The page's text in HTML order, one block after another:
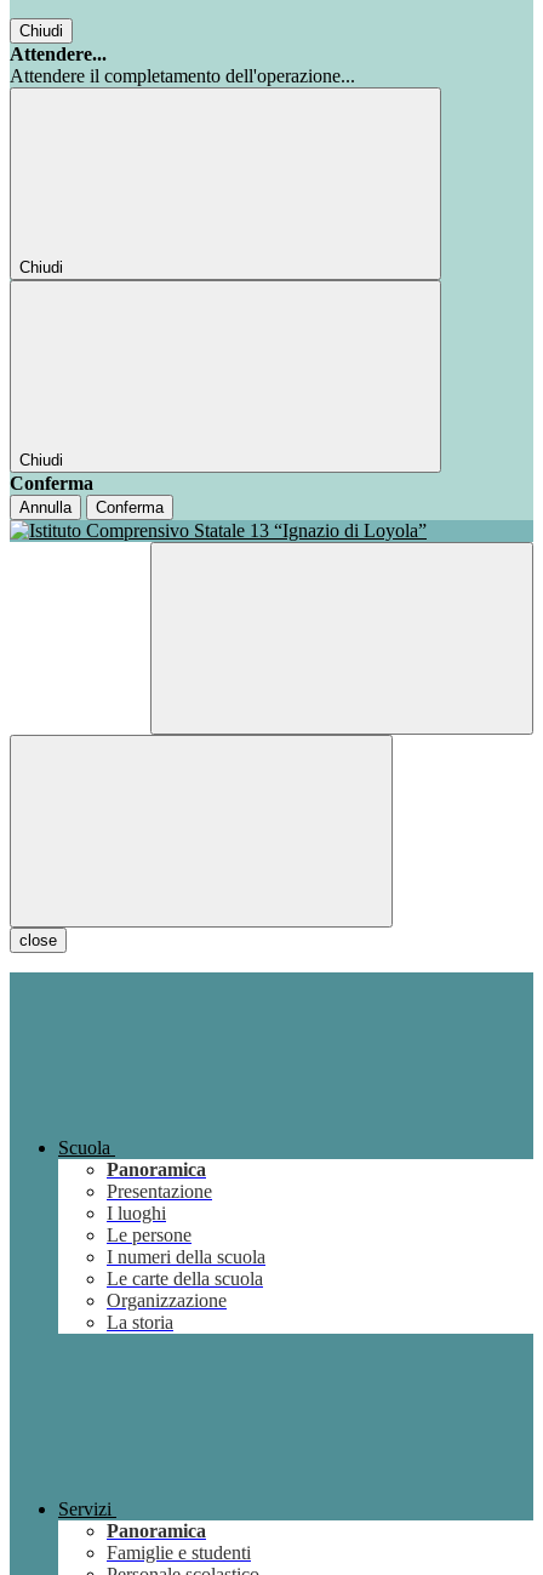
Chiudi
Attendere...
Attendere il completamento dell'operazione...
Chiudi
Chiudi
Conferma
Annulla Conferma
close
Scuola
Panoramica
Presentazione
I luoghi
Le persone
I numeri della scuola
Le carte della scuola
Organizzazione
La storia
Servizi
Panoramica
Famiglie e studenti